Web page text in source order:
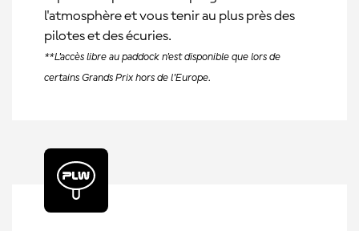
l'atmosphère et vous tenir au plus près des
pilotes et des écuries.
**L'accès libre au paddock n'est disponible que lors de
certains Grands Prix hors de l'Europe.